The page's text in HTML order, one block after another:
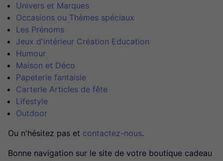
Univers et Marques
Occasions ou Thèmes spéciaux
Les Prénoms
Jeux d'intérieur Création Education
Humour
Maison et Déco
Papeterie fantaisie
CarterIe Articles de fête
Lifestyle
Outdoor
Ou n'hésitez pas et contactez-nous.
Bonne navigation sur le site de votre boutique cadeau